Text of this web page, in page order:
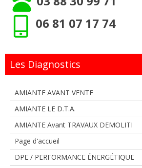
06 81 07 17 74
Les Diagnostics
AMIANTE AVANT VENTE
AMIANTE LE D.T.A.
AMIANTE Avant TRAVAUX DEMOLITI
Page d'accueil
DPE / PERFORMANCE ÉNERGÉTIQUE